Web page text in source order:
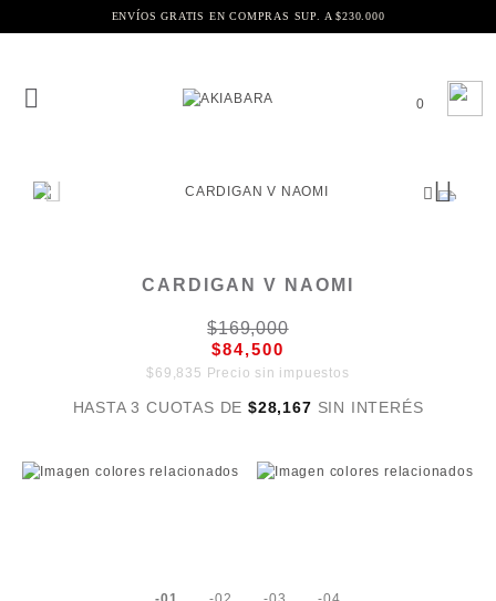
ENVÍOS GRATIS EN COMPRAS SUP. A $230.000
0
CARDIGAN V NAOMI
$169,000
$84,500
$69,835 Precio sin impuestos
HASTA 3 CUOTAS DE$28,167 SIN INTERÉS